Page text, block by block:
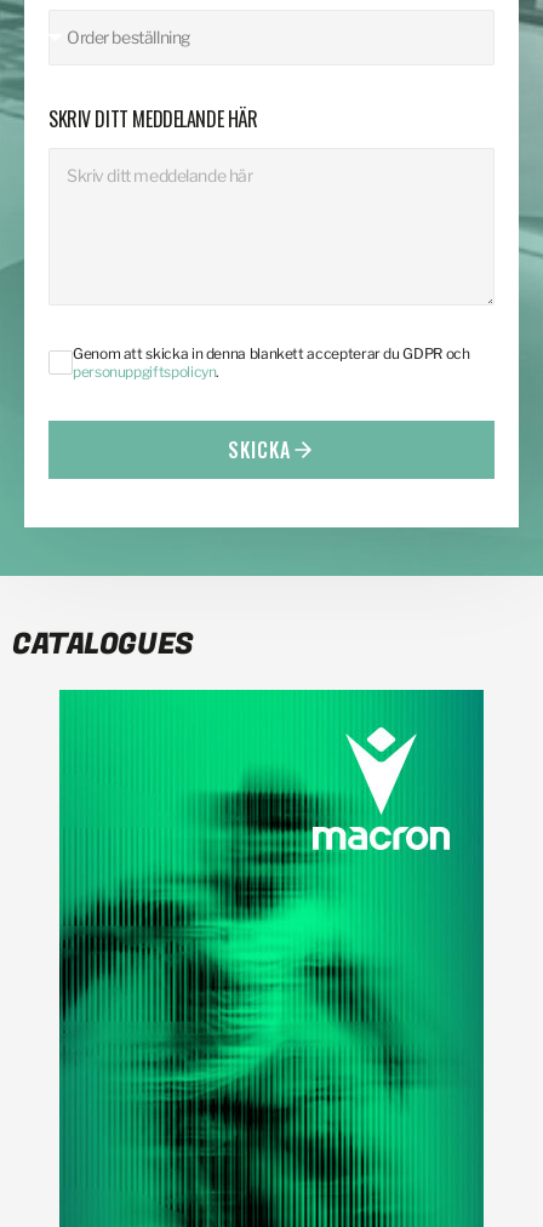
SKRIV DITT MEDDELANDE HÄR
Genom att skicka in denna blankett accepterar du GDPR och
personuppgiftspolicyn.
SKICKA
CATALOGUES